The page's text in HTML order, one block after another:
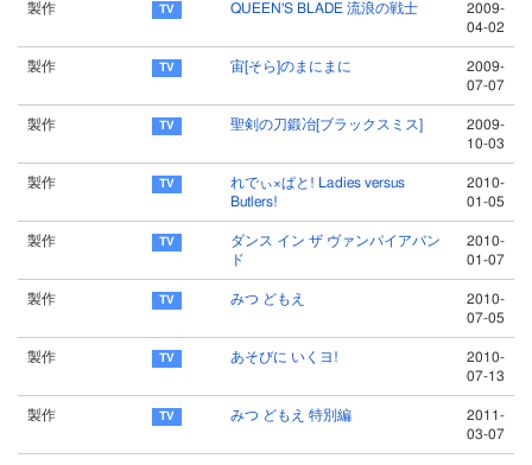
製作 QUEEN'S BLADE 流浪の戦士
2009-
04-02
製作 宙[そら]のまにまに
2009-
07-07
製作 聖剣の刀鍛冶[ブラックスミス]
2009-
10-03
製作
れでぃ×ぱと! Ladies versus
Butlers!
2010-
01-05
製作
ダンス イン ザ ヴァンパイアバン
ド
2010-
01-07
製作 みつ どもえ
2010-
07-05
製作 あそびに いくヨ!
2010-
07-13
製作 みつ どもえ 特別編
2011-
03-07